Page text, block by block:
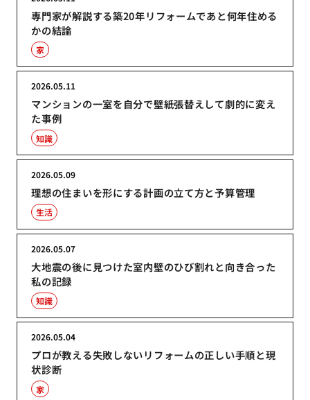
専門家が解説する築20年リフォームであと何年住める
かの結論
家
マンションの一室を自分で壁紙張替えして劇的に変え
た事例
2026.05.11
知識
理想の住まいを形にする計画の立て方と予算管理
2026.05.09
生活
大地震の後に見つけた室内壁のひび割れと向き合った
私の記録
2026.05.07
知識
プロが教える失敗しないリフォームの正しい手順と現
状診断
2026.05.04
家